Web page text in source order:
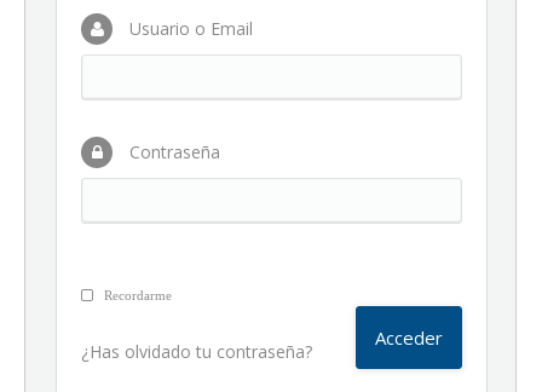
Usuario o Email
Contraseña
Recordarme
¿Has olvidado tu contraseña?